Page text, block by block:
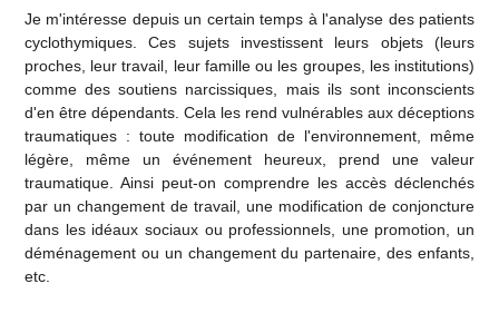
Je m'intéresse depuis un certain temps à l'analyse des patients
cyclothymiques. Ces sujets investissent leurs objets (leurs
proches, leur travail, leur famille ou les groupes, les institutions)
comme des soutiens narcissiques, mais ils sont inconscients
d'en être dépendants. Cela les rend vulnérables aux déceptions
traumatiques : toute modification de l'environnement, même
légère, même un événement heureux, prend une valeur
traumatique. Ainsi peut-on comprendre les accès déclenchés
par un changement de travail, une modification de conjoncture
dans les idéaux sociaux ou professionnels, une promotion, un
déménagement ou un changement du partenaire, des enfants,
etc.